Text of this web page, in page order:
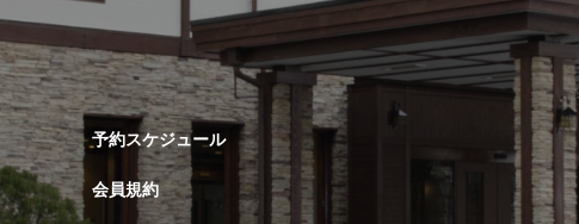
予約スケジュール
会員規約